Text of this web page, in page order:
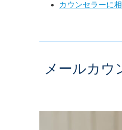
カウンセラーに
メールカウ